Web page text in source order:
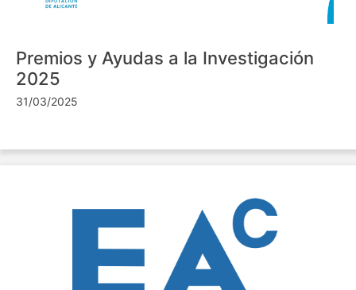
Premios y Ayudas a la Investigación
2025
31/03/2025